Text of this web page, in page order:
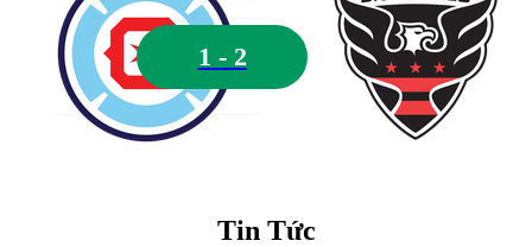
Jordan Farr
1 - 2
Tin Tức